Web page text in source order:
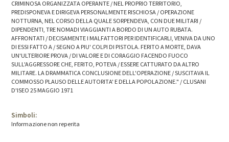
CRIMINOSA ORGANIZZATA OPERANTE / NEL PROPRIO TERRITORIO,
PREDISPONEVA E DIRIGEVA PERSONALMENTE RISCHIOSA / OPERAZIONE
NOTTURNA, NEL CORSO DELLA QUALE SORPENDEVA, CON DUE MILITARI /
DIPENDENTI, TRE NOMADI VIAGGIANTI A BORDO DI UN AUTO RUBATA.
AFFRONTATI / DECISAMENTE I MALFATTORI PER IDENTIFICARLI, VENIVA DA UNO
DI ESSI FATTO A / SEGNO A PIU' COLPI DI PISTOLA. FERITO A MORTE, DAVA
UN'ULTERIORE PROVA / DI VALORE E DI CORAGGIO FACENDO FUOCO
SULL'AGGRESSORE CHE, FERITO, POTEVA / ESSERE CATTURATO DA ALTRO
MILITARE. LA DRAMMATICA CONCLUSIONE DELL'OPERAZIONE / SUSCITAVA IL
COMMOSSO PLAUSO DELLE AUTORITA' E DELLA POPOLAZIONE." / CLUSANI
D'ISEO 25 MAGGIO 1971
Simboli:
Informazione non reperita